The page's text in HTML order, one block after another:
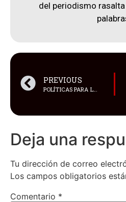
del periodismo
PREVIOUS
POLÍTICAS PARA LA EDUCACIÓN SUPERIOR._FERNANDO LÓPEZ PARRA
Deja una
Tu dirección de correo
Los campos obligatorios
Comentario *